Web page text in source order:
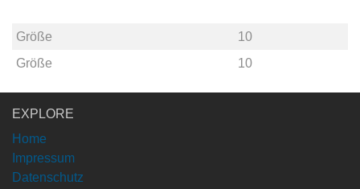
Größe
10
Größe
10
EXPLORE
Home
Impressum
Datenschutz